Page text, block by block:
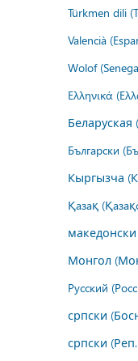
Türkmen dili
Valencià
Wolof
Ελληνικά
Беларуская
Български
Кыргызча
Қазақ
Монгол
Русский
српски
српски